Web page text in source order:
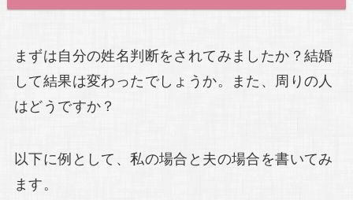
まずは自分の姓名判断をされてみましたか？結婚
して結果は変わったでしょうか。また、周りの人
はどうですか？
以下に例として、私の場合と夫の場合を書いてみ
ます。